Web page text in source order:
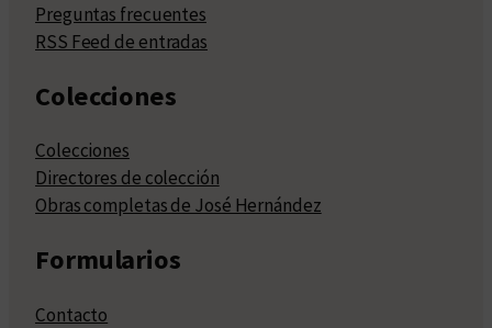
Preguntas frecuentes
RSS Feed de entradas
Colecciones
Colecciones
Directores de colección
Obras completas de José Hernández
Formularios
Contacto